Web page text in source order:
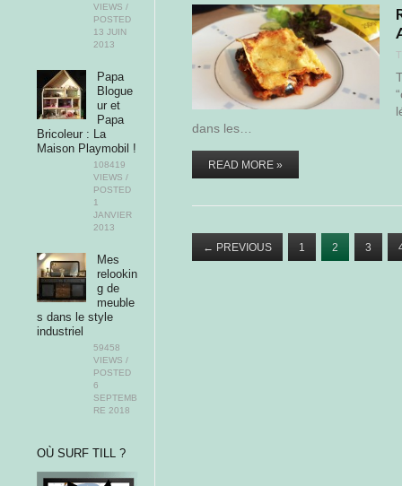
dans les…
READ MORE »
← PREVIOUS 1 2 3
VIEWS /
POSTED
13 JUIN
2013
Papa
Blogue
ur et
Papa
Bricoleur : La
Maison Playmobil !
108419
VIEWS /
POSTED
1
JANVIER
2013
Mes
relookin
g de
meuble
s dans le style
industriel
59458
VIEWS /
POSTED
6
SEPTEMB
RE 2018
OÙ SURF TILL ?